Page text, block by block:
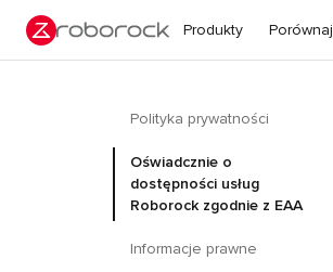
Produkty Porównaj
Polityka prywatności
Oświadcznie o
dostępności usług
Roborock zgodnie z EAA
Informacje prawne